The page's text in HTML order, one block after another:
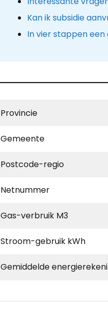
Kan ik subsidie
In vier stappen een
Provincie
Gemeente
Postcode-regio
Netnummer
Gas-verbruik M3
Stroom-gebruik kWh
Gemiddelde